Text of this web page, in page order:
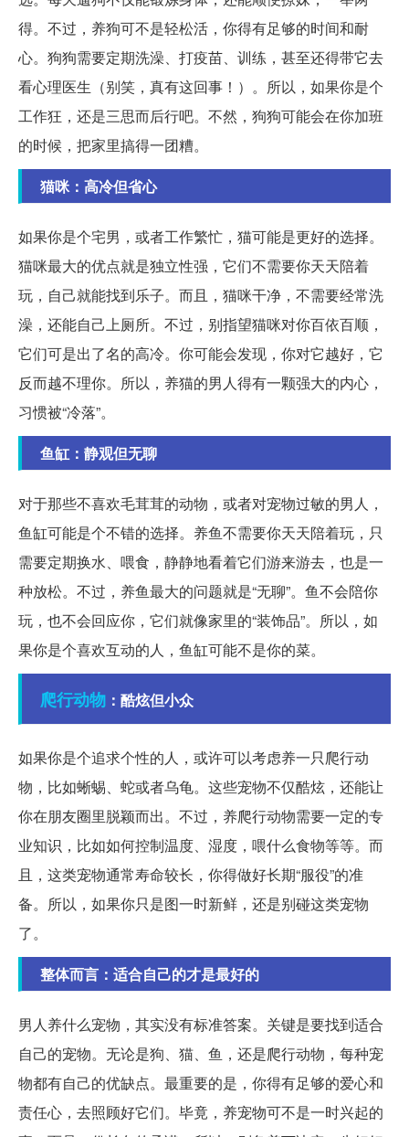
得。不过，养狗可不是轻松活，你得有足够的时间和耐
心。狗狗需要定期洗澡、打疫苗、训练，甚至还得带它去
看心理医生（别笑，真有这回事！）。所以，如果你是个
工作狂，还是三思而后行吧。不然，狗狗可能会在你加班
的时候，把家里搞得一团糟。
猫咪：高冷但省心
如果你是个宅男，或者工作繁忙，猫可能是更好的选择。
猫咪最大的优点就是独立性强，它们不需要你天天陪着
玩，自己就能找到乐子。而且，猫咪干净，不需要经常洗
澡，还能自己上厕所。不过，别指望猫咪对你百依百顺，
它们可是出了名的高冷。你可能会发现，你对它越好，它
反而越不理你。所以，养猫的男人得有一颗强大的内心，
习惯被“冷落”。
鱼缸：静观但无聊
对于那些不喜欢毛茸茸的动物，或者对宠物过敏的男人，
鱼缸可能是个不错的选择。养鱼不需要你天天陪着玩，只
需要定期换水、喂食，静静地看着它们游来游去，也是一
种放松。不过，养鱼最大的问题就是“无聊”。鱼不会陪你
玩，也不会回应你，它们就像家里的“装饰品”。所以，如
果你是个喜欢互动的人，鱼缸可能不是你的菜。
爬行动物 ：酷炫但小众
如果你是个追求个性的人，或许可以考虑养一只爬行动
物，比如蜥蜴、蛇或者乌龟。这些宠物不仅酷炫，还能让
你在朋友圈里脱颖而出。不过，养爬行动物需要一定的专
业知识，比如如何控制温度、湿度，喂什么食物等等。而
且，这类宠物通常寿命较长，你得做好长期“服役”的准
备。所以，如果你只是图一时新鲜，还是别碰这类宠物
了。
整体而言：适合自己的才是最好的
男人养什么宠物，其实没有标准答案。关键是要找到适合
自己的宠物。无论是狗、猫、鱼，还是爬行动物，每种宠
物都有自己的优缺点。最重要的是，你得有足够的爱心和
责任心，去照顾好它们。毕竟，养宠物可不是一时兴起的